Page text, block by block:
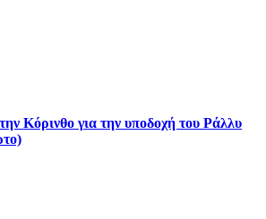
Κόρινθο για την υποδοχή του Ράλλυ